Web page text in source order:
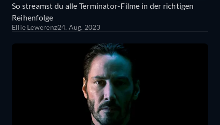
So streamst du alle Terminator-Filme in der richtigen
Reihenfolge
Ellie Lewerenz24. Aug. 2023